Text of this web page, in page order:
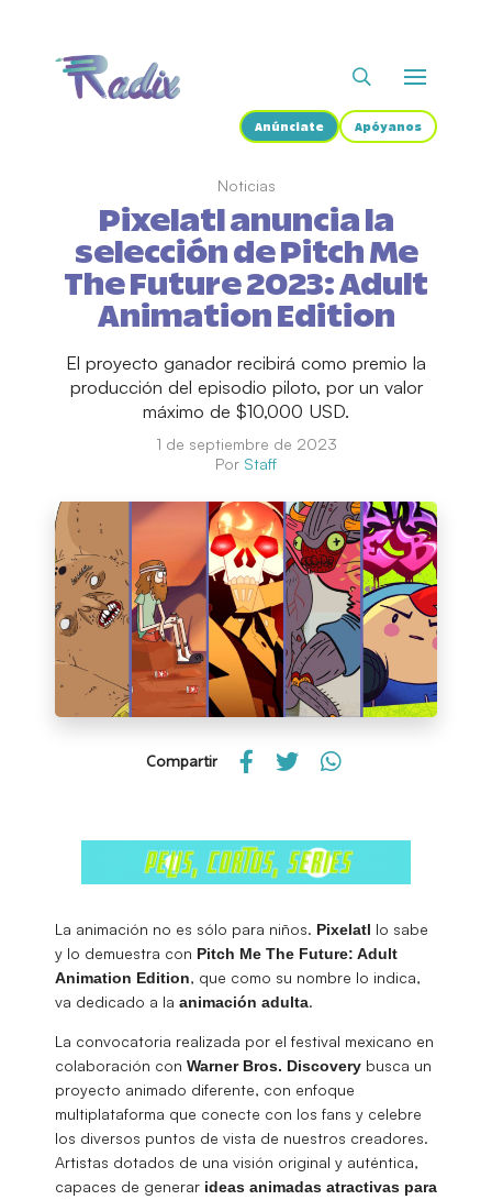
Anúnciate Apóyanos
Noticias
Pixelatl anuncia la
selección de Pitch Me
The Future 2023: Adult
Animation Edition
El proyecto ganador recibirá como premio la
producción del episodio piloto, por un valor
máximo de $10,000 USD.
1 de septiembre de 2023
Por Staff
Compartir
La animación no es sólo para niños. Pixelatl lo sabe
y lo demuestra con Pitch Me The Future: Adult
Animation Edition, que como su nombre lo indica,
va dedicado a la animación adulta.
La convocatoria realizada por el festival mexicano en
colaboración con Warner Bros. Discovery busca un
proyecto animado diferente, con enfoque
multiplataforma que conecte con los fans y celebre
los diversos puntos de vista de nuestros creadores.
Artistas dotados de una visión original y auténtica,
capaces de generar ideas animadas atractivas para